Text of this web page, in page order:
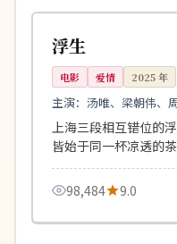
中国
浮生
电影 爱情 2025年
主演：汤唯、梁朝伟、
上海三段相互错位的
皆始于同一杯凉透的茶
98,484 9.0
杜比